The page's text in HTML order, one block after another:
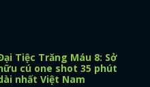
Tiệc Trăng Máu 8: Sở
cú one shot 35 phút
nhất Việt Nam